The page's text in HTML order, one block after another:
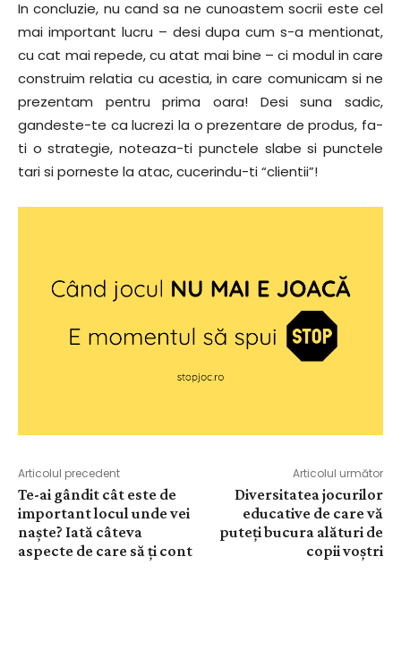
In concluzie, nu cand sa ne cunoastem socrii este cel
mai important lucru – desi dupa cum s-a mentionat,
cu cat mai repede, cu atat mai bine – ci modul in care
construim relatia cu acestia, in care comunicam si ne
prezentam pentru prima oara! Desi suna sadic,
gandeste-te ca lucrezi la o prezentare de produs, fa-
ti o strategie, noteaza-ti punctele slabe si punctele
tari si porneste la atac, cucerindu-ti “clientii”!
Articolul precedent
Te-ai gândit cât este de
important locul unde vei
naște? Iată câteva
aspecte de care să ți cont
Articolul următor
Diversitatea jocurilor
educative de care vă
puteți bucura alături de
copii voștri